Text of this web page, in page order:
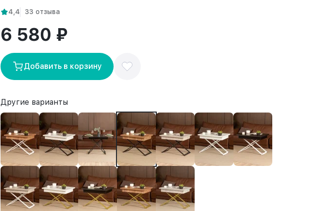
4,4 33 отзыва
6 580 ₽
Добавить в корзину
Другие варианты